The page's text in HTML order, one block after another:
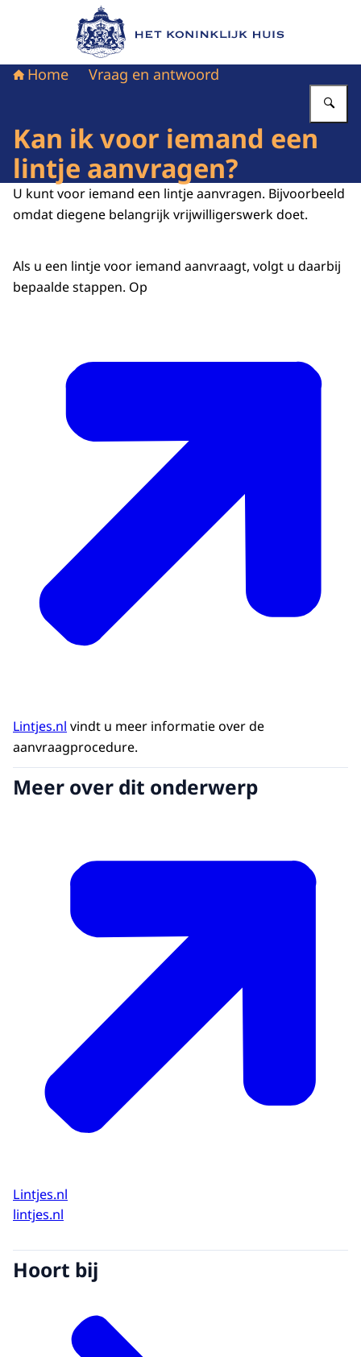
Naar de homepage van Het Koninklijk Huis
Home Vraag en antwoord
Kan ik voor iemand een
lintje aanvragen?
U kunt voor iemand een lintje aanvragen. Bijvoorbeeld
omdat diegene belangrijk vrijwilligerswerk doet.
Als u een lintje voor iemand aanvraagt, volgt u daarbij
bepaalde stappen. Op
Lintjes.nl vindt u meer informatie over de
aanvraagprocedure.
Meer over dit onderwerp
Lintjes.nl
lintjes.nl
Hoort bij